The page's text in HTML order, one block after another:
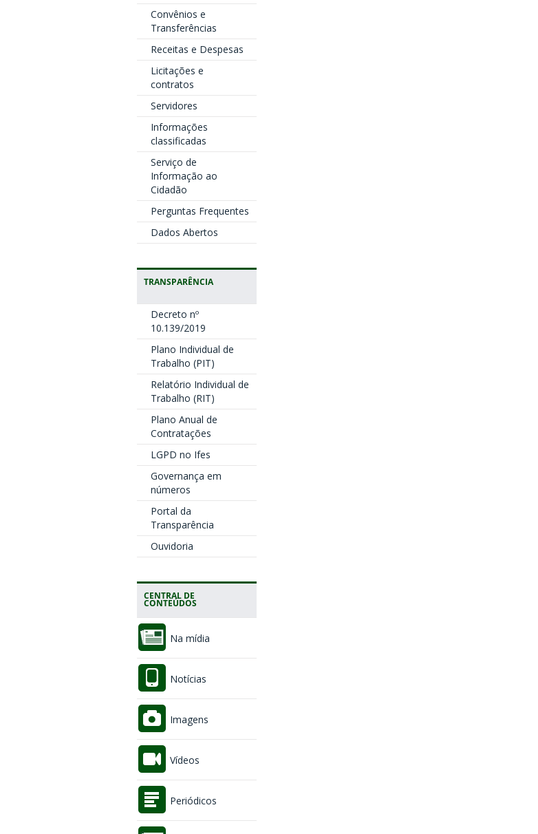
Convênios e
Transferências
Receitas e Despesas
Licitações e
contratos
Servidores
Informações
classificadas
Serviço de
Informação ao
Cidadão
Perguntas Frequentes
Dados Abertos
TRANSPARÊNCIA
Decreto nº
10.139/2019
Plano Individual de
Trabalho (PIT)
Relatório Individual de
Trabalho (RIT)
Plano Anual de
Contratações
LGPD no Ifes
Governança em
números
Portal da
Transparência
Ouvidoria
CENTRAL DE
CONTEÚDOS
Na mídia
Notícias
Imagens
Vídeos
Periódicos